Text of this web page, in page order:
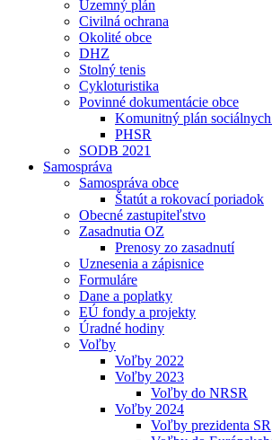
Územný plán
Civilná ochrana
Okolité obce
DHZ
Stolný tenis
Cykloturistika
Povinné dokumentácie obce
Komunitný plán
PHSR
SODB 2021
Samospráva
Samospráva obce
Štatút a rokovací poriadok
Obecné zastupiteľstvo
Zasadnutia OZ
Prenosy zo zasadnutí
Uznesenia a zápisnice
Formuláre
Dane a poplatky
EÚ fondy a projekty
Úradné hodiny
Voľby
Voľby 2022
Voľby 2023
Voľby do NRSR
Voľby 2024
Voľby prezidenta SR